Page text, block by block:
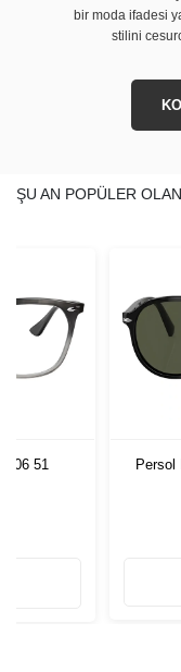
bir moda ifadesi
stilini
ŞU AN POPÜLER
51
Persol